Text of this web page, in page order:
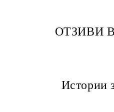
ОТЗИВИ В
Истории